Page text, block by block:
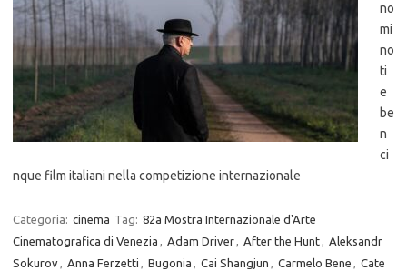
no
mi
no
ti
e
be
n
ci
nque film italiani nella competizione internazionale
Categoria: cinema Tag: 82a Mostra Internazionale d'Arte
Cinematografica di Venezia , Adam Driver, After the Hunt, Aleksandr
Sokurov, Anna Ferzetti , Bugonia , Cai Shangjun , Carmelo Bene , Cate